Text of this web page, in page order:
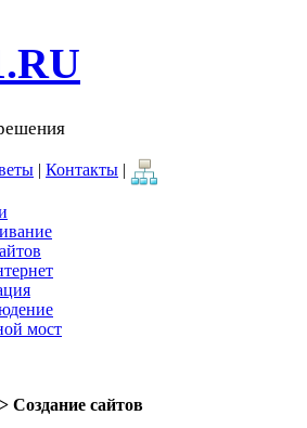
| Контакты |
мост
> Создание сайтов